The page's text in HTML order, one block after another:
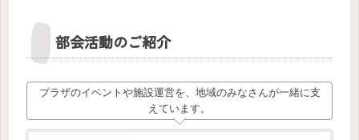
部会活動のご紹介
プラザのイベントや施設運営を、地域のみなさんが一緒に支
えています。